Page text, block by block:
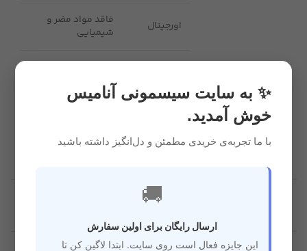
اورجینال
فاقد مواد مضر و
شیمیایی
✨ به سایت سیسمونی آنامیس
خوش آمدید.
با ما تجربه‌ی خریدی مطمئن و دل‌انگیز داشته باشید
🚚
ارسال رایگان برای اولین سفارش
این جایزه فعال است روی سایت. ابتدا لاگین کن تا